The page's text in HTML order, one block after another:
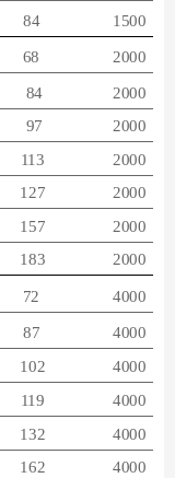
84 1500
68
2000
84
2000
97
2000
113
2000
127
2000
157
2000
183 2000
72
4000
87
4000
102
4000
119
4000
132
4000
162
4000